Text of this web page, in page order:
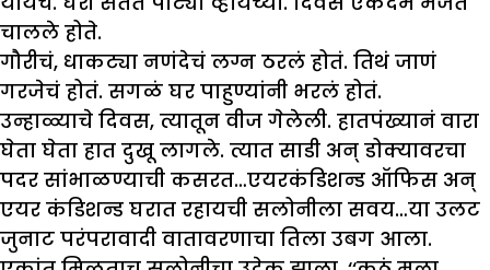
चालले होते.
गौरीचं, धाकट्या नणंदेचं लग्न ठरलं होतं. तिथं जाणं
गरजेचं होतं. सगळं घर पाहुण्यांनी भरलं होतं.
उन्हाळ्याचे दिवस, त्यातून वीज गेलेली. हातपंख्यानं वारा
घेता घेता हात दुखू लागले. त्यात साडी अन् डोक्यावरचा
पदर सांभाळण्याची कसरत…एयरकंडिशन्ड ऑफिस अन्
एयर कंडिशन्ड घरात रहायची सलोनीला सवय…या उलट
जुनाट परंपरावादी वातावरणाचा तिला उबग आला.